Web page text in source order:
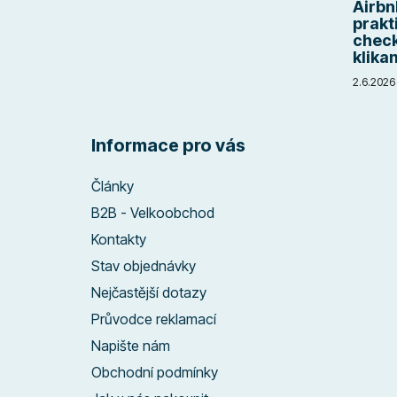
2.6.2026
Informace pro vás
Články
B2B - Velkoobchod
Kontakty
Stav objednávky
Nejčastější dotazy
Průvodce reklamací
Napište nám
Obchodní podmínky